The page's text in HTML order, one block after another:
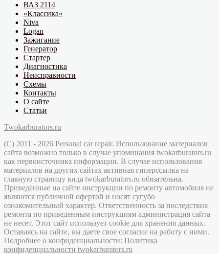
ВАЗ 2114
«Классика»
Niva
Logan
Зажигание
Генератор
Стартер
Диагностика
Неисправности
Схемы
Контакты
О сайте
Статьи
Twokarburators.ru
(C) 2011 - 2026 Personal car repair. Использование материалов
сайта возможно только в случае упоминания twokarburators.ru
как первоисточника информации. В случае использования
материалов на других сайтах активная гиперссылка на
главную страницу вида twokarburators.ru обязательна.
Приведенные на сайте инструкции по ремонту автомобиля не
являются публичной офертой и носят сугубо
ознакомительный характер. Ответственность за последствия
ремонта по приведенным инструкциям администрация сайта
не несет. Этот сайт использует cookie для хранения данных.
Оставаясь на сайте, вы даете свое согласие на работу с ними.
Подробнее о конфиденциальности: Политика
конфиденциальности twokarburators.ru